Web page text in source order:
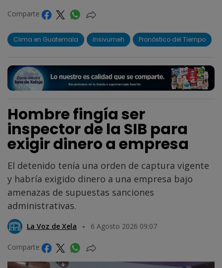
Comparte
Clima en Guatemala Insivumeh Pronóstico del Tiempo
Hombre fingía ser
inspector de la SIB para
exigir dinero a empresa
El detenido tenía una orden de captura vigente
y habría exigido dinero a una empresa bajo
amenazas de supuestas sanciones
administrativas.
La Voz de Xela 6 Agosto 2026 09:07
Comparte